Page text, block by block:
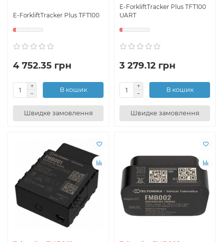
E-ForkliftTracker Plus TFT100
4 752.35 грн
В кошик
Швидке замовлення
E-ForkliftTracker Plus TFT100
UART
3 279.12 грн
В кошик
Швидке замовлення